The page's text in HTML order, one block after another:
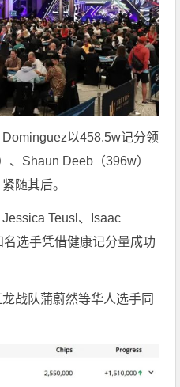
以458.5w记分领
、Shaun Deeb（396w）
随其后。
Teusl、Isaac
选手凭借健康记分量成功
战队蒲蔚然等华人选手同